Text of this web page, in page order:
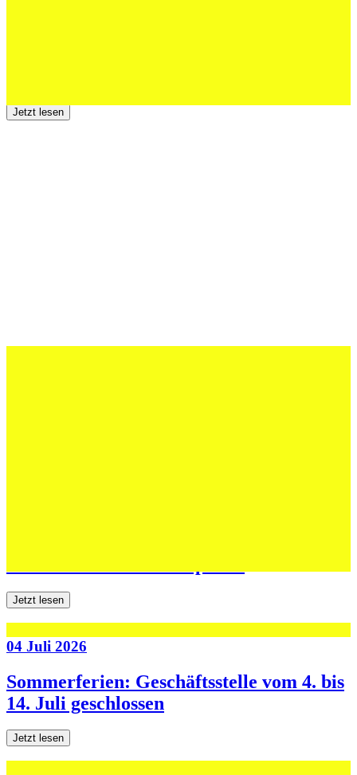
Jetzt lesen
Jetzt lesen
04 Juli 2026
Sommerferien: Geschäftsstelle vom 4. bis
14. Juli geschlossen
Jetzt lesen